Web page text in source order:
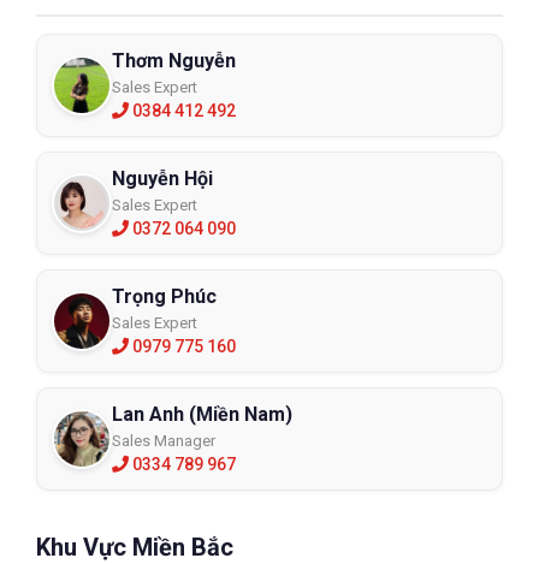
Thơm Nguyễn
Sales Expert
0384 412 492
Nguyễn Hội
Sales Expert
0372 064 090
Trọng Phúc
Sales Expert
0979 775 160
Lan Anh (Miền Nam)
Sales Manager
0334 789 967
Khu Vực Miền Bắc